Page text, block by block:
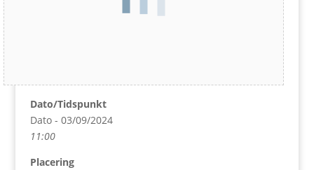
Dato/Tidspunkt
Dato - 03/09/2024
11:00
Placering